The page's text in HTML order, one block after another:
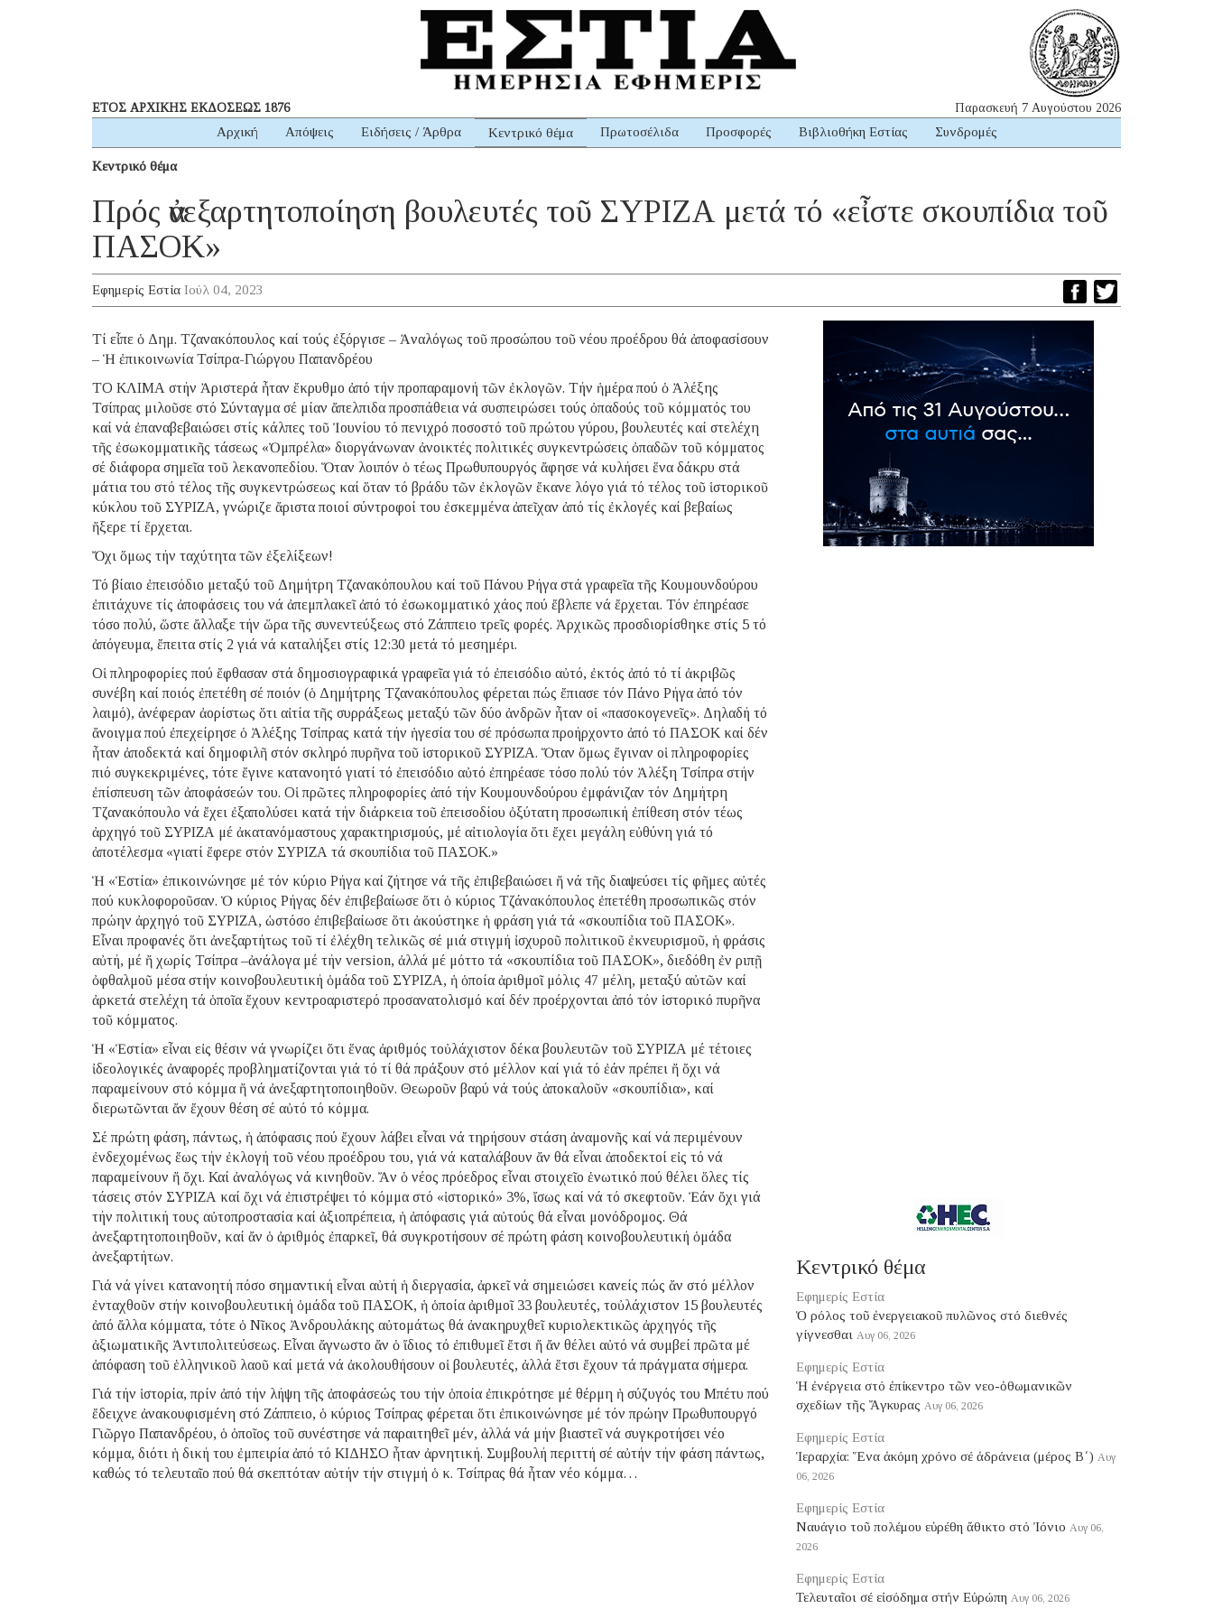
ΕΤΟΣ ΑΡΧΙΚΗΣ ΕΚΔΟΣΕΩΣ 1876 Παρασκευή 7 Αυγούστου 2026
Αρχική Απόψεις Ειδήσεις / Άρθρα Κεντρικό θέμα Πρωτοσέλιδα Προσφορές Βιβλιοθήκη Εστίας Συνδρομές
Κεντρικό θέμα
Πρός ἀνεξαρτητοποίηση βουλευτές τοῦ ΣΥΡΙΖΑ μετά τό «εἶστε σκουπίδια τοῦ
ΠΑΣΟΚ»
Εφημερίς Εστία Ιούλ 04, 2023
Τί εἶπε ὁ Δημ. Τζανακόπουλος καί τούς ἐξόργισε – Ἀναλόγως τοῦ προσώπου τοῦ νέου προέδρου θά ἀποφασίσουν
– Ἡ ἐπικοινωνία Τσίπρα-Γιώργου Παπανδρέου
ΤΟ ΚΛΙΜΑ στήν Ἀριστερά ἦταν ἔκρυθμο ἀπό τήν προπαραμονή τῶν ἐκλογῶν. Τήν ἡμέρα πού ὁ Ἀλέξης
Τσίπρας μιλοῦσε στό Σύνταγμα σέ μίαν ἄπελπιδα προσπάθεια νά συσπειρώσει τούς ὀπαδούς τοῦ κόμματός του
καί νά ἐπαναβεβαιώσει στίς κάλπες τοῦ Ἰουνίου τό πενιχρό ποσοστό τοῦ πρώτου γύρου, βουλευτές καί στελέχη
τῆς ἐσωκομματικῆς τάσεως «Ὀμπρέλα» διοργάνωναν ἀνοικτές πολιτικές συγκεντρώσεις ὀπαδῶν τοῦ κόμματος
σέ διάφορα σημεῖα τοῦ λεκανοπεδίου. Ὅταν λοιπόν ὁ τέως Πρωθυπουργός ἄφησε νά κυλήσει ἕνα δάκρυ στά
μάτια του στό τέλος τῆς συγκεντρώσεως καί ὅταν τό βράδυ τῶν ἐκλογῶν ἔκανε λόγο γιά τό τέλος τοῦ ἱστορικοῦ
κύκλου τοῦ ΣΥΡΙΖΑ, γνώριζε ἄριστα ποιοί σύντροφοί του ἐσκεμμένα ἀπεῖχαν ἀπό τίς ἐκλογές καί βεβαίως
ἤξερε τί ἔρχεται.
Ὄχι ὅμως τήν ταχύτητα τῶν ἐξελίξεων!
Τό βίαιο ἐπεισόδιο μεταξύ τοῦ Δημήτρη Τζανακόπουλου καί τοῦ Πάνου Ρήγα στά γραφεῖα τῆς Κουμουνδούρου
ἐπιτάχυνε τίς ἀποφάσεις του νά ἀπεμπλακεῖ ἀπό τό ἐσωκομματικό χάος πού ἔβλεπε νά ἔρχεται. Τόν ἐπηρέασε
τόσο πολύ, ὥστε ἄλλαξε τήν ὥρα τῆς συνεντεύξεως στό Ζάππειο τρεῖς φορές. Ἀρχικῶς προσδιορίσθηκε στίς 5 τό
ἀπόγευμα, ἔπειτα στίς 2 γιά νά καταλήξει στίς 12:30 μετά τό μεσημέρι.
Οἱ πληροφορίες πού ἔφθασαν στά δημοσιογραφικά γραφεῖα γιά τό ἐπεισόδιο αὐτό, ἐκτός ἀπό τό τί ἀκριβῶς
συνέβη καί ποιός ἐπετέθη σέ ποιόν (ὁ Δημήτρης Τζανακόπουλος φέρεται πώς ἔπιασε τόν Πάνο Ρήγα ἀπό τόν
λαιμό), ἀνέφεραν ἀορίστως ὅτι αἰτία τῆς συρράξεως μεταξύ τῶν δύο ἀνδρῶν ἦταν οἱ «πασοκογενεῖς». Δηλαδή τό
ἄνοιγμα πού ἐπεχείρησε ὁ Ἀλέξης Τσίπρας κατά τήν ἡγεσία του σέ πρόσωπα προήρχοντο ἀπό τό ΠΑΣΟΚ καί δέν
ἦταν ἀποδεκτά καί δημοφιλῆ στόν σκληρό πυρῆνα τοῦ ἱστορικοῦ ΣΥΡΙΖΑ. Ὅταν ὅμως ἔγιναν οἱ πληροφορίες
πιό συγκεκριμένες, τότε ἔγινε κατανοητό γιατί τό ἐπεισόδιο αὐτό ἐπηρέασε τόσο πολύ τόν Ἀλέξη Τσίπρα στήν
ἐπίσπευση τῶν ἀποφάσεών του. Οἱ πρῶτες πληροφορίες ἀπό τήν Κουμουνδούρου ἐμφάνιζαν τόν Δημήτρη
Τζανακόπουλο νά ἔχει ἐξαπολύσει κατά τήν διάρκεια τοῦ ἐπεισοδίου ὀξύτατη προσωπική ἐπίθεση στόν τέως
ἀρχηγό τοῦ ΣΥΡΙΖΑ μέ ἀκατανόμαστους χαρακτηρισμούς, μέ αἰτιολογία ὅτι ἔχει μεγάλη εὐθύνη γιά τό
ἀποτέλεσμα «γιατί ἔφερε στόν ΣΥΡΙΖΑ τά σκουπίδια τοῦ ΠΑΣΟΚ.»
Ἡ «Ἑστία» ἐπικοινώνησε μέ τόν κύριο Ρήγα καί ζήτησε νά τῆς ἐπιβεβαιώσει ἤ νά τῆς διαψεύσει τίς φῆμες αὐτές
πού κυκλοφοροῦσαν. Ὁ κύριος Ρήγας δέν ἐπιβεβαίωσε ὅτι ὁ κύριος Τζάνακόπουλος ἐπετέθη προσωπικῶς στόν
πρώην ἀρχηγό τοῦ ΣΥΡΙΖΑ, ὡστόσο ἐπιβεβαίωσε ὅτι ἀκούστηκε ἡ φράση γιά τά «σκουπίδια τοῦ ΠΑΣΟΚ».
Εἶναι προφανές ὅτι ἀνεξαρτήτως τοῦ τί ἐλέχθη τελικῶς σέ μιά στιγμή ἰσχυροῦ πολιτικοῦ ἐκνευρισμοῦ, ἡ φράσις
αὐτή, μέ ἤ χωρίς Τσίπρα –ἀνάλογα μέ τήν version, ἀλλά μέ μόττο τά «σκουπίδια τοῦ ΠΑΣΟΚ», διεδόθη ἐν ριπῇ
ὀφθαλμοῦ μέσα στήν κοινοβουλευτική ὁμάδα τοῦ ΣΥΡΙΖΑ, ἡ ὁποία ἀριθμοῖ μόλις 47 μέλη, μεταξύ αὐτῶν καί
ἀρκετά στελέχη τά ὁποῖα ἔχουν κεντροαριστερό προσανατολισμό καί δέν προέρχονται ἀπό τόν ἱστορικό πυρῆνα
τοῦ κόμματος.
Ἡ «Ἑστία» εἶναι εἰς θέσιν νά γνωρίζει ὅτι ἕνας ἀριθμός τοὐλάχιστον δέκα βουλευτῶν τοῦ ΣΥΡΙΖΑ μέ τέτοιες
ἰδεολογικές ἀναφορές προβληματίζονται γιά τό τί θά πράξουν στό μέλλον καί γιά τό ἐάν πρέπει ἤ ὄχι νά
παραμείνουν στό κόμμα ἤ νά ἀνεξαρτητοποιηθοῦν. Θεωροῦν βαρύ νά τούς ἀποκαλοῦν «σκουπίδια», καί
διερωτῶνται ἄν ἔχουν θέση σέ αὐτό τό κόμμα.
Σέ πρώτη φάση, πάντως, ἡ ἀπόφασις πού ἔχουν λάβει εἶναι νά τηρήσουν στάση ἀναμονῆς καί νά περιμένουν
ἐνδεχομένως ἕως τήν ἐκλογή τοῦ νέου προέδρου του, γιά νά καταλάβουν ἄν θά εἶναι ἀποδεκτοί εἰς τό νά
παραμείνουν ἤ ὄχι. Καί ἀναλόγως νά κινηθοῦν. Ἄν ὁ νέος πρόεδρος εἶναι στοιχεῖο ἑνωτικό πού θέλει ὅλες τίς
τάσεις στόν ΣΥΡΙΖΑ καί ὄχι νά ἐπιστρέψει τό κόμμα στό «ἱστορικό» 3%, ἴσως καί νά τό σκεφτοῦν. Ἐάν ὄχι γιά
τήν πολιτική τους αὐτοπροστασία καί ἀξιοπρέπεια, ἡ ἀπόφασις γιά αὐτούς θά εἶναι μονόδρομος. Θά
ἀνεξαρτητοποιηθοῦν, καί ἄν ὁ ἀριθμός ἐπαρκεῖ, θά συγκροτήσουν σέ πρώτη φάση κοινοβουλευτική ὁμάδα
ἀνεξαρτήτων.
Γιά νά γίνει κατανοητή πόσο σημαντική εἶναι αὐτή ἡ διεργασία, ἀρκεῖ νά σημειώσει κανείς πώς ἄν στό μέλλον
ἐνταχθοῦν στήν κοινοβουλευτική ὁμάδα τοῦ ΠΑΣΟΚ, ἡ ὁποία ἀριθμοῖ 33 βουλευτές, τοὐλάχιστον 15 βουλευτές
ἀπό ἄλλα κόμματα, τότε ὁ Νῖκος Ἀνδρουλάκης αὐτομάτως θά ἀνακηρυχθεῖ κυριολεκτικῶς ἀρχηγός τῆς
ἀξιωματικῆς Ἀντιπολιτεύσεως. Εἶναι ἄγνωστο ἄν ὁ ἴδιος τό ἐπιθυμεῖ ἔτσι ἤ ἄν θέλει αὐτό νά συμβεί πρῶτα μέ
ἀπόφαση τοῦ ἑλληνικοῦ λαοῦ καί μετά νά ἀκολουθήσουν οἱ βουλευτές, ἀλλά ἔτσι ἔχουν τά πράγματα σήμερα.
Γιά τήν ἱστορία, πρίν ἀπό τήν λήψη τῆς ἀποφάσεώς του τήν ὁποία ἐπικρότησε μέ θέρμη ἡ σύζυγός του Μπέτυ πού
ἔδειχνε ἀνακουφισμένη στό Ζάππειο, ὁ κύριος Τσίπρας φέρεται ὅτι ἐπικοινώνησε μέ τόν πρώην Πρωθυπουργό
Γιῶργο Παπανδρέου, ὁ ὁποῖος τοῦ συνέστησε νά παραιτηθεῖ μέν, ἀλλά νά μήν βιαστεῖ νά συγκροτήσει νέο
κόμμα, διότι ἡ δική του ἐμπειρία ἀπό τό ΚΙΔΗΣΟ ἦταν ἀρνητική. Συμβουλή περιττή σέ αὐτήν τήν φάση πάντως,
καθώς τό τελευταῖο πού θά σκεπτόταν αὐτήν τήν στιγμή ὁ κ. Τσίπρας θά ἦταν νέο κόμμα…
Κεντρικό θέμα
Εφημερίς Εστία
Ὁ ρόλος τοῦ ἐνεργειακοῦ πυλῶνος στό διεθνές
γίγνεσθαι Αυγ 06, 2026
Εφημερίς Εστία
Ἡ ἐνέργεια στό ἐπίκεντρο τῶν νεο-ὀθωμανικῶν
σχεδίων τῆς Ἄγκυρας Αυγ 06, 2026
Εφημερίς Εστία
Ἱεραρχία: Ἕνα ἀκόμη χρόνο σέ ἀδράνεια (μέρος B΄) Αυγ
06, 2026
Εφημερίς Εστία
Ναυάγιο τοῦ πολέμου εὑρέθη ἄθικτο στό Ἰόνιο Αυγ 06,
2026
Εφημερίς Εστία
Τελευταῖοι σέ εἰσόδημα στήν Εὐρώπη Αυγ 06, 2026